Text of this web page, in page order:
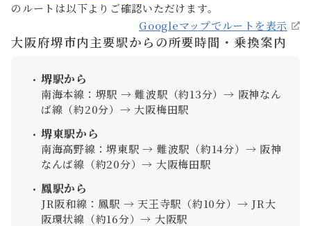
のルートは以下よりご確認いただけます。
Googleマップでルートを表示
大阪府堺市内主要駅からの所要時間・乗換案内
堺駅から
南海本線：堺駅 → 難波駅（約13分）→ 阪神なん
ば線（約20分）→ 大阪梅田駅
堺東駅から
南海高野線：堺東駅 → 難波駅（約14分）→ 阪神
なんば線（約20分）→ 大阪梅田駅
鳳駅から
JR阪和線：鳳駅 → 天王寺駅（約10分）→ JR大
阪環状線（約16分）→ 大阪駅